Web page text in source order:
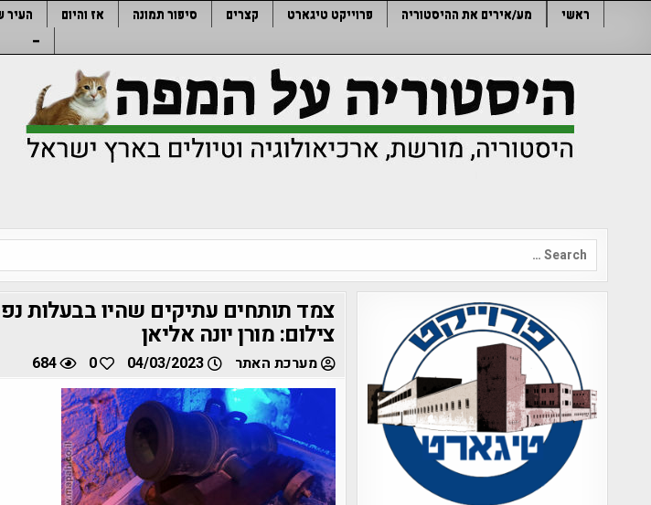
ראשי מע/אירים את ההיסטוריה פרוייקט טיגארט קצרים סיפור תמונה אז והיום העיר
–
Search
for:
צמד תותחים עתיקים שהיו בבעלות
צילום: מורן יונה אליאן
מערכת האתר 04/03/2023
0
684